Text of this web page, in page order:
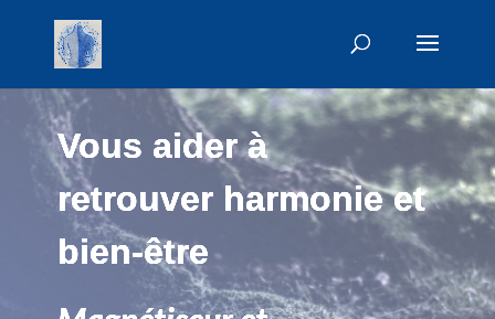
Vous aider à
retrouver harmonie et
bien-être